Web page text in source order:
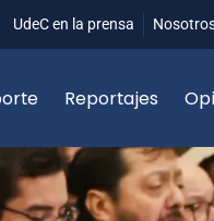
UdeC en la prensa
Reportajes